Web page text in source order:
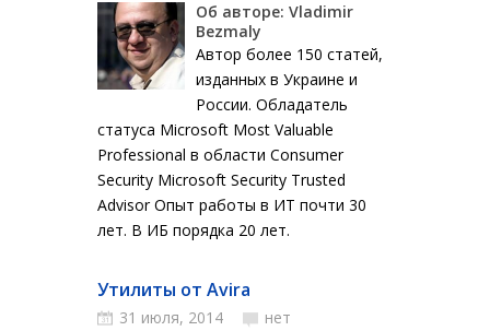
Об авторе: Vladimir
Bezmaly
Автор более 150 статей,
изданных в Украине и
России. Обладатель
статуса Microsoft Most Valuable
Professional в области Consumer
Security Microsoft Security Trusted
Advisor Опыт работы в ИТ почти 30
лет. В ИБ порядка 20 лет.
Утилиты от Avira
31 июля, 2014
нет